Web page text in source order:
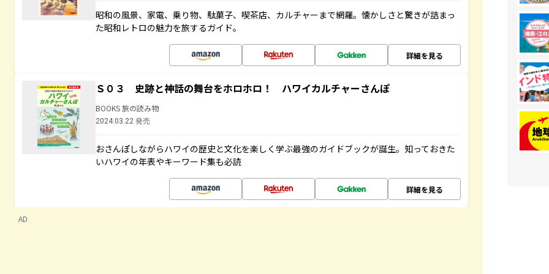
昭和の風景、家電、乗り物、駄菓子、喫茶店、カルチャーまで網羅。懐かしさと驚きが詰まっ
た昭和レトロの魅力を旅するガイド。
詳細を見る
Ｓ０３ 史跡と神話の舞台をホロホロ！ ハワイカルチャーさんぽ
BOOKS 旅の読み物
2024.03.22 発売
おさんぽしながらハワイの歴史と文化を楽しく学ぶ最強のガイドブックが誕生。知っておきた
いハワイの年表やキーワード集も必読
詳細を見る
AD